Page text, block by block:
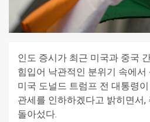
인도 증시가 최근 미국과 중국
힘입어 낙관적인 분위기 속에서
미국 도널드 트럼프 전 대통령
관세를 인하하겠다고 밝히면서,
돌아섰다.